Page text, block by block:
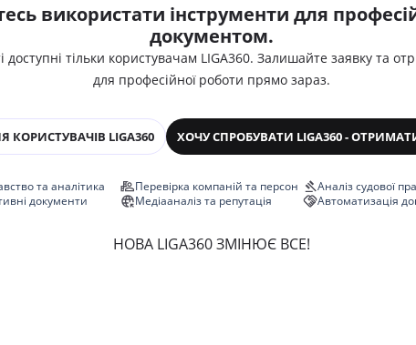
використати інструменти для
документом.
доступні тільки користувачам LIGA360. Залишайте заявку та
для професійної роботи прямо зараз.
КОРИСТУВАЧІВ LIGA360 ХОЧУ СПРОБУВАТИ LIGA360 -
та аналітика
документи
Перевірка компаній та персон
Медіааналіз та репутація
Аналіз судової
Автоматизація
НОВА LIGA360 ЗМІНЮЄ ВСЕ!